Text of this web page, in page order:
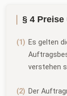
§ 4
Es gelten
verstehen
Der